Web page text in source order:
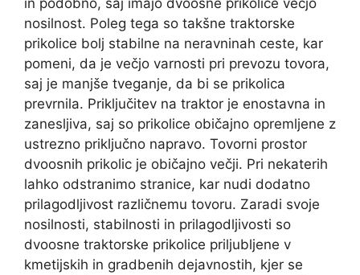
nosilnost. Poleg tega so takšne traktorske
prikolice bolj stabilne na neravninah ceste, kar
pomeni, da je večjo varnosti pri prevozu tovora,
saj je manjše tveganje, da bi se prikolica
prevrnila. Priključitev na traktor je enostavna in
zanesljiva, saj so prikolice običajno opremljene z
ustrezno priključno napravo. Tovorni prostor
dvoosnih prikolic je običajno večji. Pri nekaterih
lahko odstranimo stranice, kar nudi dodatno
prilagodljivost različnemu tovoru. Zaradi svoje
nosilnosti, stabilnosti in prilagodljivosti so
dvoosne traktorske prikolice priljubljene v
kmetijskih in gradbenih dejavnostih, kjer se